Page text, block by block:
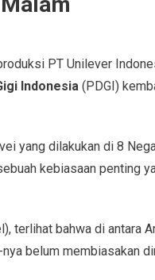
PT Unilever
Indonesia (PDGI)
yang dilakukan di 8
kebiasaan penting
terlihat bahwa di antara
belum membiasakan